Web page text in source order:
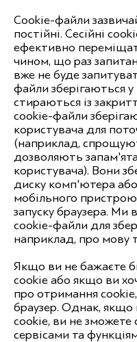
Cookie-файли
постійні. Сесійні
ефективно
чином, що раз
вже не буде
файли зберігаються
стираються із
cookie-файли
користувача для
(наприклад,
дозволяють
користувача). Вони
диску комп'ютера або
мобільного
запуску браузера. Ми
cookie-файли для
наприклад, про мову
Якщо ви не бажаєте
cookie або якщо ви
про отримання
браузер. Однак, якщо
cookie, ви не зможете
сервісами та